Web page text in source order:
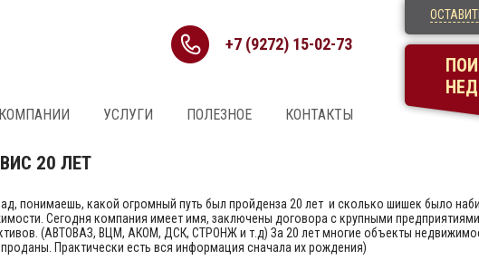
+7 (9272) 15-02-73
УСЛУГИ ПОЛЕЗНОЕ КОНТАКТЫ
20 ЛЕТ
понимаешь, какой огромный путь был пройденза 20 лет и сколько шишек было
Сегодня компания имеет имя, заключены договора с крупными
(АВТОВАЗ, ВЦМ, АКОМ, ДСК, СТРОНЖ и т.д) За 20 лет многие объекты
Практически есть вся информация сначала их рождения)